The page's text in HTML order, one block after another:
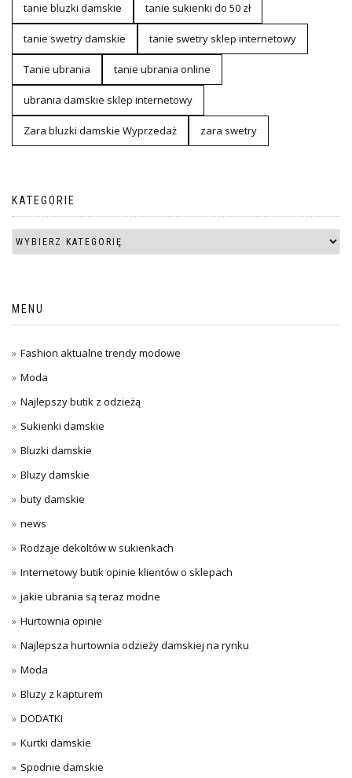
tanie bluzki damskie tanie sukienki do 50 zł
tanie swetry damskie tanie swetry sklep internetowy
Tanie ubrania tanie ubrania online
ubrania damskie sklep internetowy
Zara bluzki damskie Wyprzedaż zara swetry
KATEGORIE
MENU
Fashion aktualne trendy modowe
Moda
Najlepszy butik z odzieżą
Sukienki damskie
Bluzki damskie
Bluzy damskie
buty damskie
news
Rodzaje dekoltów w sukienkach
Internetowy butik opinie klientów o sklepach
jakie ubrania są teraz modne
Hurtownia opinie
Najlepsza hurtownia odzieży damskiej na rynku
Moda
Bluzy z kapturem
DODATKI
Kurtki damskie
Spodnie damskie